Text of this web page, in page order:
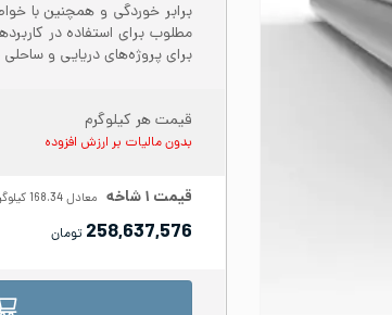
برابر خوردگی و همچنین با
مطلوب برای استفاده در
برای پروژه‌های دریایی و
قیمت هر کیلوگرم
بدون مالیات بر ارزش افزوده
قیمت ۱شاخه معادل168.34
258,637,576 تومان